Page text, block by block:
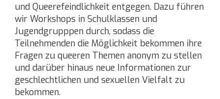
und Queerefeindlichkeit entgegen. Dazu führen
wir Workshops in Schulklassen und
Jugendgrupppen durch, sodass die
Teilnehmenden die Möglichkeit bekommen ihre
Fragen zu queeren Themen anonym zu stellen
und darüber hinaus neue Informationen zur
geschlechtlichen und sexuellen Vielfalt zu
bekommen.